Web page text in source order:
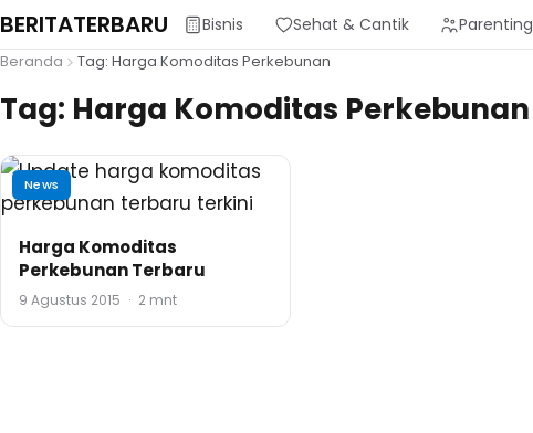
BERITATERBARU Bisnis Sehat & Cantik Parenting
Beranda Tag: Harga Komoditas Perkebunan
Tag: Harga Komoditas Perkebunan
News
Harga Komoditas
Perkebunan Terbaru
9 Agustus 2015 · 2 mnt